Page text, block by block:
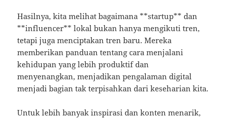
Hasilnya, kita melihat bagaimana **startup** dan
**influencer** lokal bukan hanya mengikuti tren,
tetapi juga menciptakan tren baru. Mereka
memberikan panduan tentang cara menjalani
kehidupan yang lebih produktif dan
menyenangkan, menjadikan pengalaman digital
menjadi bagian tak terpisahkan dari keseharian kita.
Untuk lebih banyak inspirasi dan konten menarik,